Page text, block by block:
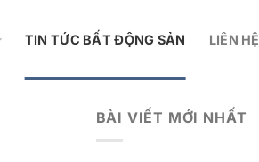
TIN TỨC BẤT ĐỘNG SẢN LIÊN HỆ
BÀI VIẾT MỚI NHẤT